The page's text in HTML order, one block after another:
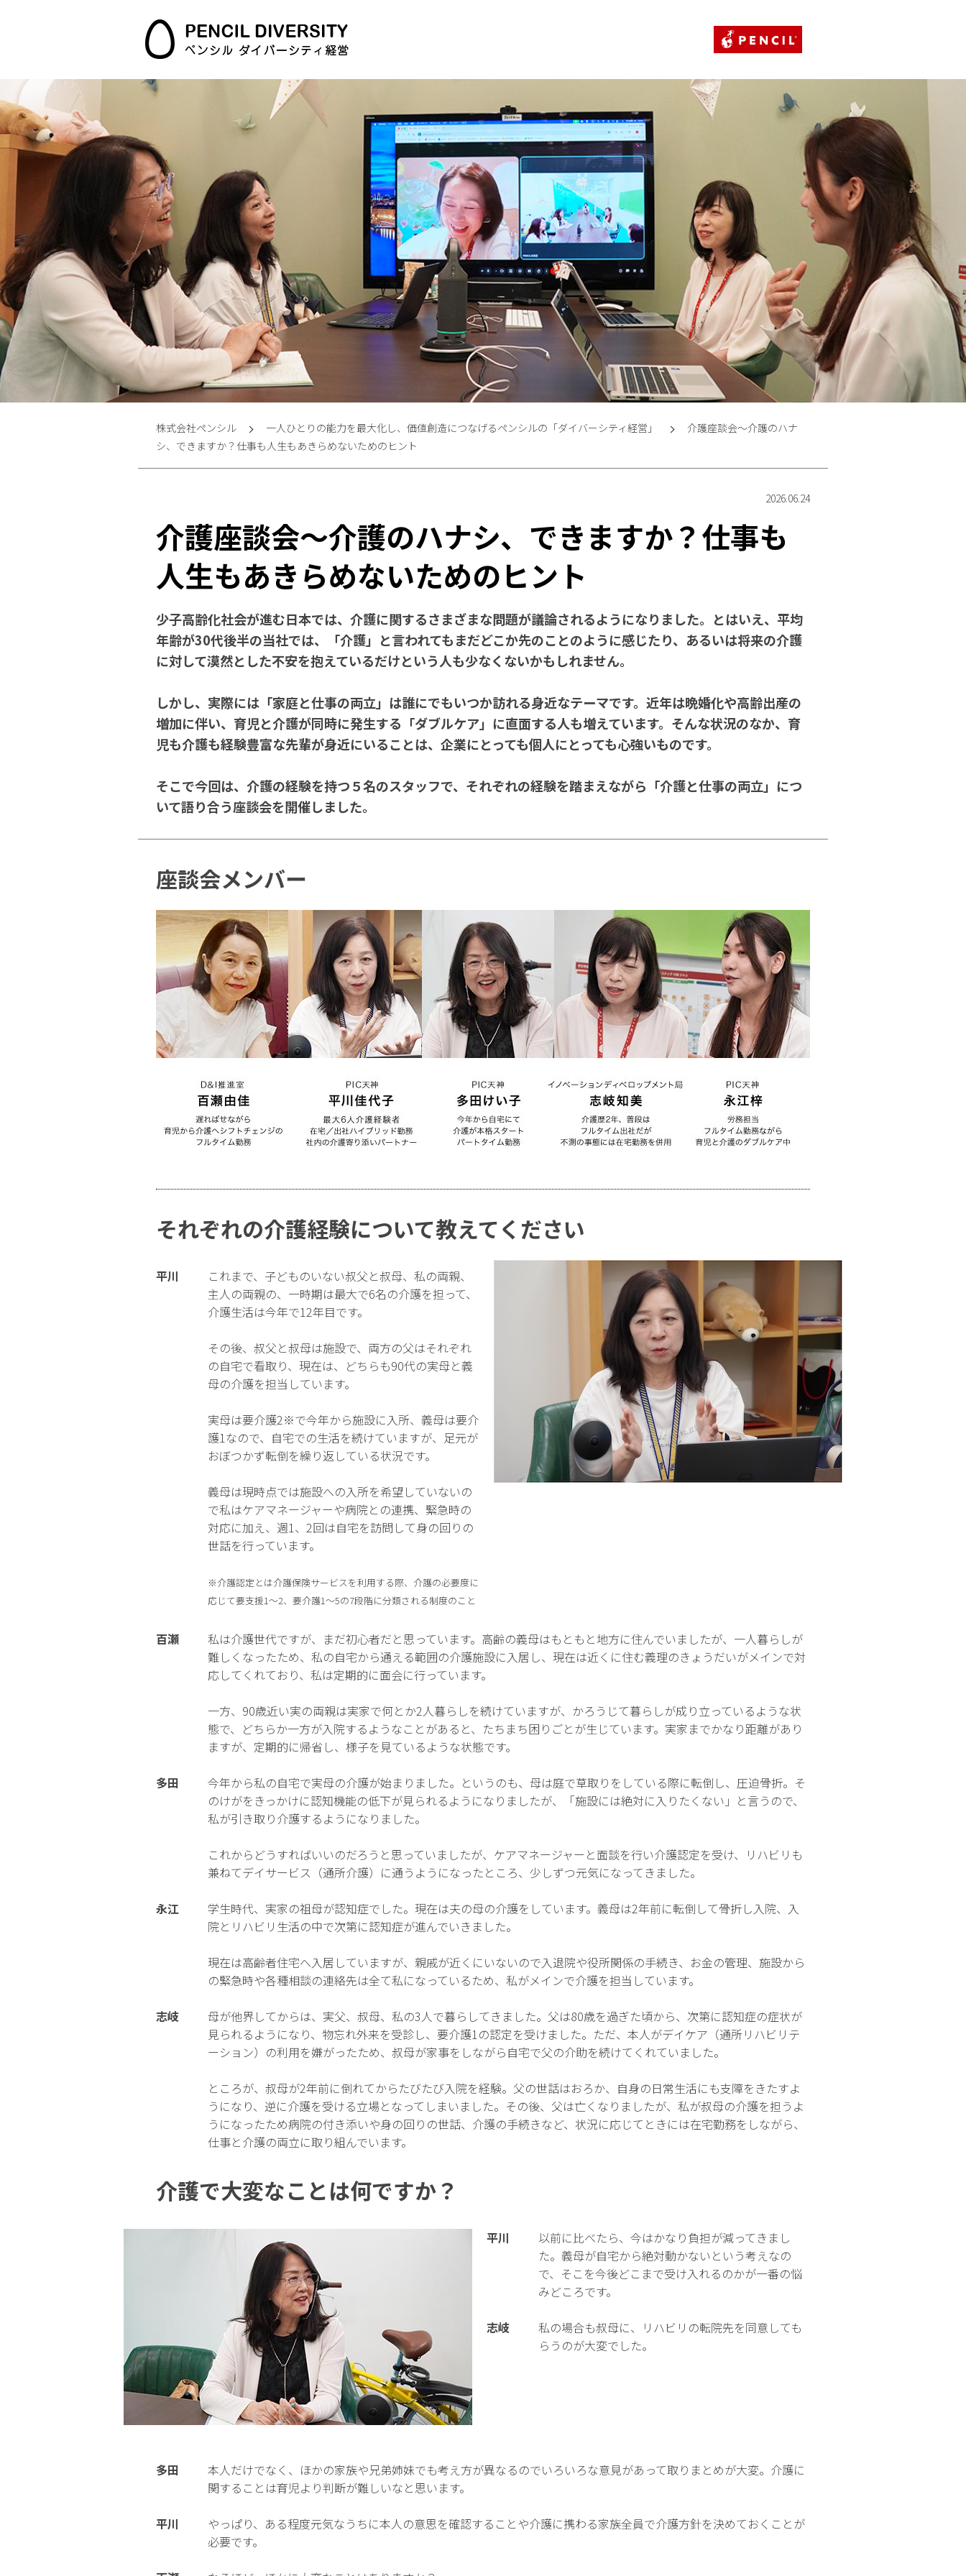
株式会社ペンシル 一人ひとりの能力を最大化し、価値創造につなげるペンシルの「ダイバーシティ経営」
介護座談会〜介護のハナ
シ、できますか？仕事も人生もあきらめないためのヒント
2026.06.24
介護座談会〜介護のハナシ、できますか？仕事も
人生もあきらめないためのヒント
少子高齢化社会が進む日本では、介護に関するさまざまな問題が議論されるようになりました。とはいえ、平均
年齢が30代後半の当社では、「介護」と言われてもまだどこか先のことのように感じたり、あるいは将来の介護
に対して漠然とした不安を抱えているだけという人も少なくないかもしれません。
しかし、実際には「家庭と仕事の両立」は誰にでもいつか訪れる身近なテーマです。近年は晩婚化や高齢出産の
増加に伴い、育児と介護が同時に発生する「ダブルケア」に直面する人も増えています。そんな状況のなか、育
児も介護も経験豊富な先輩が身近にいることは、企業にとっても個人にとっても心強いものです。
そこで今回は、介護の経験を持つ５名のスタッフで、それぞれの経験を踏まえながら「介護と仕事の両立」につ
いて語り合う座談会を開催しました。
座談会メンバー
それぞれの介護経験について教えてください
平川
これまで、子どものいない叔父と叔母、私の両親、
主人の両親の、一時期は最大で6名の介護を担って、
介護生活は今年で12年目です。
その後、叔父と叔母は施設で、両方の父はそれぞれ
の自宅で看取り、現在は、どちらも90代の実母と義
母の介護を担当しています。
実母は要介護2※で今年から施設に入所、義母は要介
護1なので、自宅での生活を続けていますが、足元が
おぼつかず転倒を繰り返している状況です。
義母は現時点では施設への入所を希望していないの
で私はケアマネージャーや病院との連携、緊急時の
対応に加え、週1、2回は自宅を訪問して身の回りの
世話を行っています。
※介護認定とは介護保険サービスを利用する際、介護の必要度に
応じて要支援1〜2、要介護1〜5の7段階に分類される制度のこと
百瀬
私は介護世代ですが、まだ初心者だと思っています。高齢の義母はもともと地方に住んでいましたが、一人暮らしが
難しくなったため、私の自宅から通える範囲の介護施設に入居し、現在は近くに住む義理のきょうだいがメインで対
応してくれており、私は定期的に面会に行っています。
一方、90歳近い実の両親は実家で何とか2人暮らしを続けていますが、かろうじて暮らしが成り立っているような状
態で、どちらか一方が入院するようなことがあると、たちまち困りごとが生じています。実家までかなり距離があり
ますが、定期的に帰省し、様子を見ているような状態です。
多田
今年から私の自宅で実母の介護が始まりました。というのも、母は庭で草取りをしている際に転倒し、圧迫骨折。そ
のけがをきっかけに認知機能の低下が見られるようになりましたが、「施設には絶対に入りたくない」と言うので、
私が引き取り介護するようになりました。
これからどうすればいいのだろうと思っていましたが、ケアマネージャーと面談を行い介護認定を受け、リハビリも
兼ねてデイサービス（通所介護）に通うようになったところ、少しずつ元気になってきました。
永江
学生時代、実家の祖母が認知症でした。現在は夫の母の介護をしています。義母は2年前に転倒して骨折し入院、入
院とリハビリ生活の中で次第に認知症が進んでいきました。
現在は高齢者住宅へ入居していますが、親戚が近くにいないので入退院や役所関係の手続き、お金の管理、施設から
の緊急時や各種相談の連絡先は全て私になっているため、私がメインで介護を担当しています。
志岐
母が他界してからは、実父、叔母、私の3人で暮らしてきました。父は80歳を過ぎた頃から、次第に認知症の症状が
見られるようになり、物忘れ外来を受診し、要介護1の認定を受けました。ただ、本人がデイケア（通所リハビリテ
ーション）の利用を嫌がったため、叔母が家事をしながら自宅で父の介助を続けてくれていました。
ところが、叔母が2年前に倒れてからたびたび入院を経験。父の世話はおろか、自身の日常生活にも支障をきたすよ
うになり、逆に介護を受ける立場となってしまいました。その後、父は亡くなりましたが、私が叔母の介護を担うよ
うになったため病院の付き添いや身の回りの世話、介護の手続きなど、状況に応じてときには在宅勤務をしながら、
仕事と介護の両立に取り組んでいます。
介護で大変なことは何ですか？
平川
以前に比べたら、今はかなり負担が減ってきまし
た。義母が自宅から絶対動かないという考えなの
で、そこを今後どこまで受け入れるのかが一番の悩
みどころです。
志岐
私の場合も叔母に、リハビリの転院先を同意しても
らうのが大変でした。
多田
本人だけでなく、ほかの家族や兄弟姉妹でも考え方が異なるのでいろいろな意見があって取りまとめが大変。介護に
関することは育児より判断が難しいなと思います。
平川
やっぱり、ある程度元気なうちに本人の意思を確認することや介護に携わる家族全員で介護方針を決めておくことが
必要です。